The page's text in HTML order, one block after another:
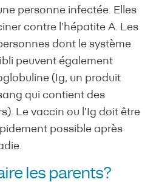
personne infectée. Elles
contre l’hépatite A. Les
dont le système
peuvent également
(Ig, un produit
qui contient des
Le vaccin ou l’Ig doit être
possible après
les parents?